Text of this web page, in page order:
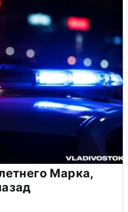
Марка,